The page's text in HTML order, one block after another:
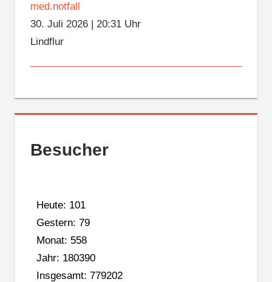
med.notfall
30. Juli 2026| 20:31 Uhr
Lindflur
Besucher
Heute: 101
Gestern: 79
Monat: 558
Jahr: 180390
Insgesamt: 779202